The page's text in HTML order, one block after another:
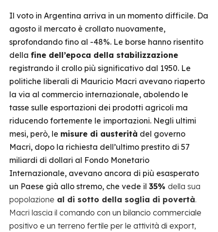
Il voto in Argentina arriva in un momento difficile. Da
agosto il mercato è crollato nuovamente,
sprofondando fino al -48%. Le borse hanno risentito
della fine dell’epoca della stabilizzazione
registrando il crollo più significativo dal 1950. Le
politiche liberali di Mauricio Macri avevano riaperto
la via al commercio internazionale, abolendo le
tasse sulle esportazioni dei prodotti agricoli ma
riducendo fortemente le importazioni. Negli ultimi
mesi, però, le misure di austerità del governo
Macri, dopo la richiesta dell’ultimo prestito di 57
miliardi di dollari al Fondo Monetario
Internazionale, avevano ancora di più esasperato
un Paese già allo stremo, che vede il 35% della sua
popolazione al di sotto della soglia di povertà.
Macri lascia il comando con un bilancio commerciale
positivo e un terreno fertile per le attività di export,